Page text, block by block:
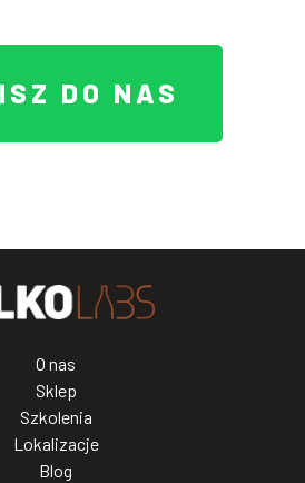
DO NAS
O nas
Sklep
Szkolenia
Lokalizacje
Blog